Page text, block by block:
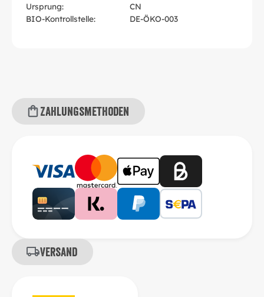
Ursprung:
CN
BIO-Kontrollstelle:
DE-ÖKO-003
Zahlungsmethoden
Versand